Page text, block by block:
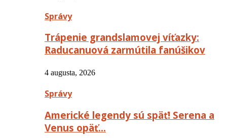
Správy
Trápenie grandslamovej víťazky:
Raducanuová zarmútila fanúšikov
4 augusta, 2026
Správy
Americké legendy sú späť! Serena a
Venus opäť…